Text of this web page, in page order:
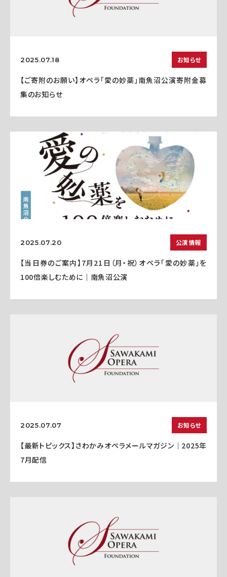
2025.07.18 お知らせ
【ご寄附のお願い】オペラ「愛の妙薬」南魚沼公演寄附金募
集のお知らせ
2025.07.20 公演情報
【当日券のご案内】7月21日（月・祝）オペラ「愛の妙薬」を
100倍楽しむために｜南魚沼公演
2025.07.07 お知らせ
【最新トピックス】さわかみオペラメールマガジン｜2025年
7月配信